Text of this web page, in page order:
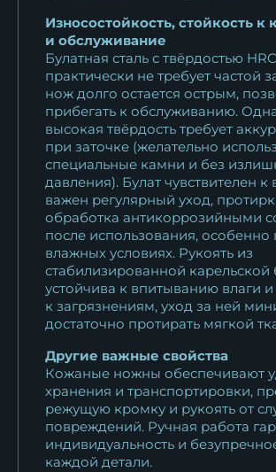
Износостойкость, стойкость к
и обслуживание
Булатная сталь с твёрдостью
практически не требует частой
нож долго остается острым,
прибегать к обслуживанию.
высокая твёрдость требует
при заточке (желательно
специальные камни и без
давления). Булат чувствителен к
важен регулярный уход,
обработка антикоррозийными
после использования, особенно
влажных условиях. Рукоять из
стабилизированной карельской
устойчива к впитыванию влаги и
к загрязнениям, уход за ней
достаточно протирать мягкой
Другие важные свойства
Кожаные ножны обеспечивают
хранения и транспортировки,
режущую кромку и рукоять от
повреждений. Ручная работа
индивидуальность и
каждой детали.